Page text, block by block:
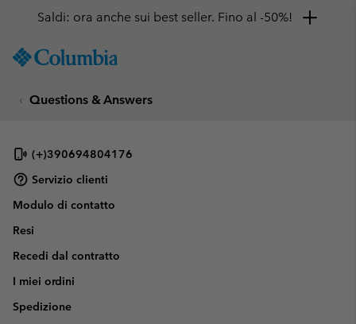
TO
SKIP
NAV
SKIP
SEARCH
Saldi: ora anche sui best seller. Fino al -50%!
Questions & Answers
(+)390694804176
Servizio clienti
Modulo di contatto
Resi
Recedi dal contratto
I miei ordini
Spedizione